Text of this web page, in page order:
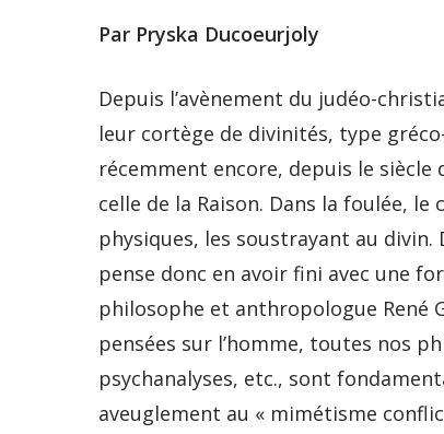
Par Pryska Ducoeurjoly
Depuis l’avènement du judéo-
leur cortège de divinités, type
récemment encore, depuis le siècle
celle de la Raison. Dans la foulée,
physiques, les soustrayant au
pense donc en avoir fini avec une
philosophe et anthropologue René
pensées sur l’homme, toutes nos
psychanalyses, etc., sont
aveuglement au « mimétisme